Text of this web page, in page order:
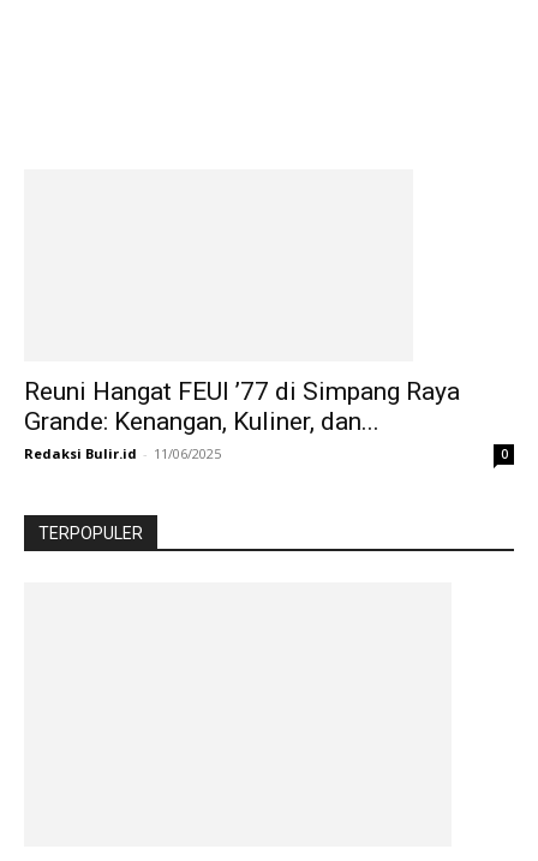
Reuni Hangat FEUI ’77 di Simpang Raya
Grande: Kenangan, Kuliner, dan...
Redaksi Bulir.id - 11/06/2025 0
TERPOPULER